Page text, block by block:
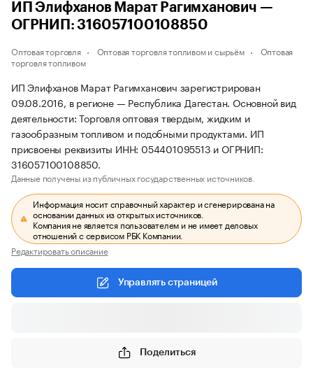
ИП Элифханов Марат Рагимханович —
ОГРНИП: 316057100108850
Оптовая торговля Оптовая торговля топливом и сырьём
Оптовая
торговля топливом
ИП Элифханов Марат Рагимханович зарегистрирован
09.08.2016, в регионе — Республика Дагестан. Основной вид
деятельности: Торговля оптовая твердым, жидким и
газообразным топливом и подобными продуктами. ИП
присвоены реквизиты ИНН: 054401095513 и ОГРНИП:
316057100108850.
Данные получены из публичных государственных источников.
Информация носит справочный характер и сгенерирована на
основании данных из открытых источников.
Компания не является пользователем и не имеет деловых
отношений с сервисом РБК Компании.
Редактировать описание
Управлять страницей
Поделиться